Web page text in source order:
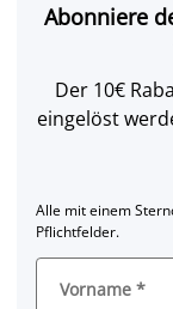
Abonniere
Der 10€
eingelöst
Alle mit einem
Pflichtfelder.
Vorname *